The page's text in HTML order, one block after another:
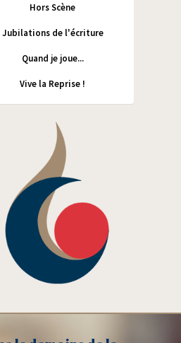
Hors Scène
Jubilations de l'écriture
Quand je joue...
Vive la Reprise !